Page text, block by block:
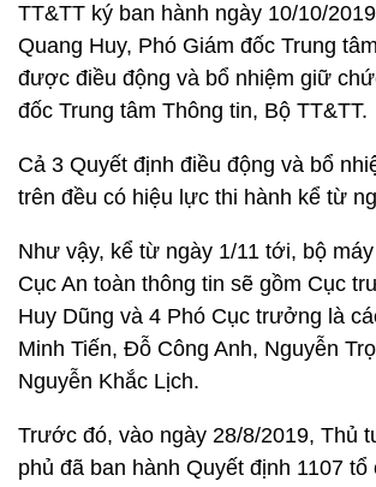
TT&TT ký ban hành ngày 10/10/
Quang Huy, Phó Giám đốc Trung
được điều động và bổ nhiệm giữ
đốc Trung tâm Thông tin, Bộ TT&TT.
Cả 3 Quyết định điều động và bổ
trên đều có hiệu lực thi hành kể từ
Như vậy, kể từ ngày 1/11 tới, bộ
Cục An toàn thông tin sẽ gồm Cục
Huy Dũng và 4 Phó Cục trưởng là
Minh Tiến, Đỗ Công Anh, Nguyễn
Nguyễn Khắc Lịch.
Trước đó, vào ngày 28/8/2019, Thủ
phủ đã ban hành Quyết định 1107 tổ